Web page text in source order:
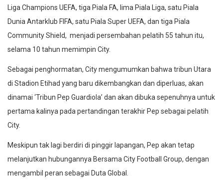
Liga Champions UEFA, tiga Piala FA, lima Piala Liga, satu Piala
Dunia Antarklub FIFA, satu Piala Super UEFA, dan tiga Piala
Community Shield, menjadi persembahan pelatih 55 tahun itu,
selama 10 tahun memimpin City.
Sebagai penghormatan, City mengumumkan bahwa tribun Utara
di Stadion Etihad yang baru dikembangkan dan diperluas, akan
dinamai ‘Tribun Pep Guardiola’ dan akan dibuka sepenuhnya untuk
pertama kalinya pada pertandingan terakhir Pep sebagai pelatih
City.
Meskipun tak lagi berdiri di pinggir lapangan, Pep akan tetap
melanjutkan hubungannya Bersama City Football Group, dengan
mengambil peran sebagai Duta Global.